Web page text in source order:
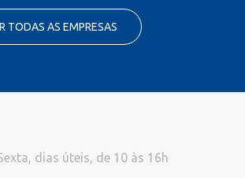
TODAS AS EMPRESAS
dias úteis, de 10 às 16h